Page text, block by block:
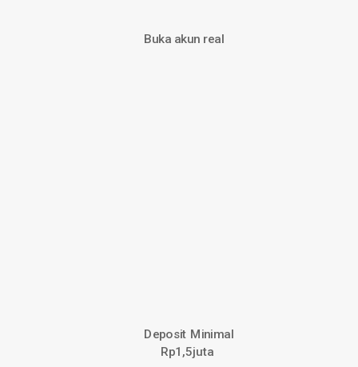
Buka akun real
Deposit Minimal
Rp1,5juta